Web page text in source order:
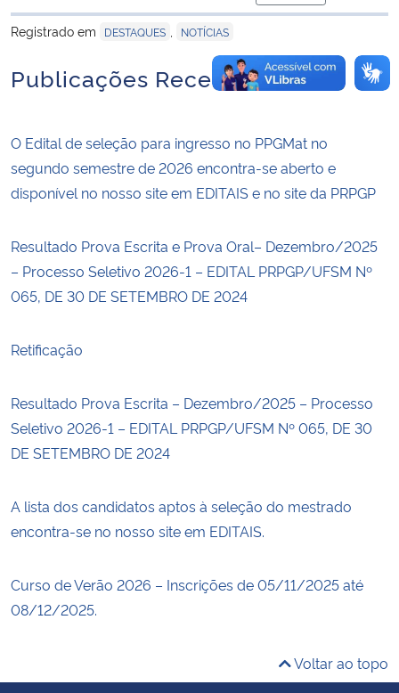
para área de
Registrado em
DESTAQUES NOTÍCIAS
Publicações Recentes
O Edital de seleção para ingresso no PPGMat no
segundo semestre de 2026 encontra-se aberto e
disponível no nosso site em EDITAIS e no site da PRPGP
Resultado Prova Escrita e Prova Oral– Dezembro/2025
– Processo Seletivo 2026-1 – EDITAL PRPGP/UFSM Nº
065, DE 30 DE SETEMBRO DE 2024
Retificação
Resultado Prova Escrita – Dezembro/2025 – Processo
Seletivo 2026-1 – EDITAL PRPGP/UFSM Nº 065, DE 30
DE SETEMBRO DE 2024
A lista dos candidatos aptos à seleção do mestrado
encontra-se no nosso site em EDITAIS.
Curso de Verão 2026 – Inscrições de 05/11/2025 até
08/12/2025.
Voltar ao topo